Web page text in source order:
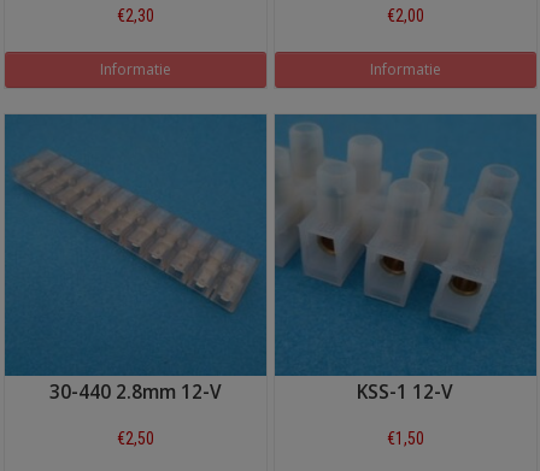
€2,30
Informatie
€2,00
Informatie
30-440 2.8mm 12-V
€2,50
KSS-1 12-V
€1,50